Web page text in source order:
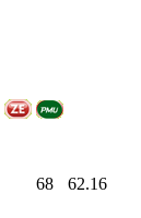
68 62.16